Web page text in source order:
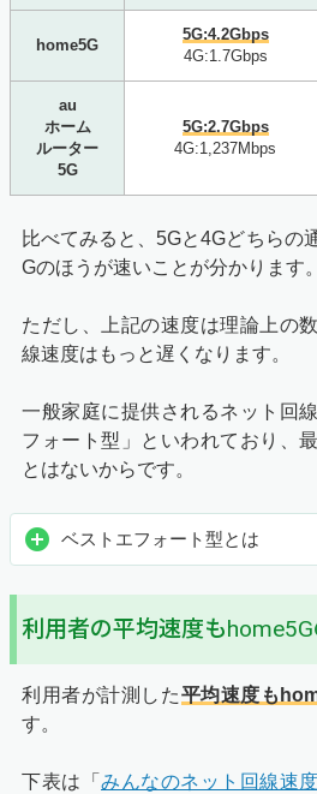
home5G
5G:4.2Gbps
4G:1.7Gbps
au
ホーム
ルーター
5G
5G:2.7Gbps
4G:1,237Mbps
比べてみると、5Gと4Gどちらの
Gのほうが速いことが分かります。
ただし、上記の速度は理論上の
線速度はもっと遅くなります。
一般家庭に提供されるネット回
フォート型」といわれており、
とはないからです。
ベストエフォート型とは
利用者の平均速度も
利用者が計測した平均速度も
す。
下表は「 みんなのネット回線速度